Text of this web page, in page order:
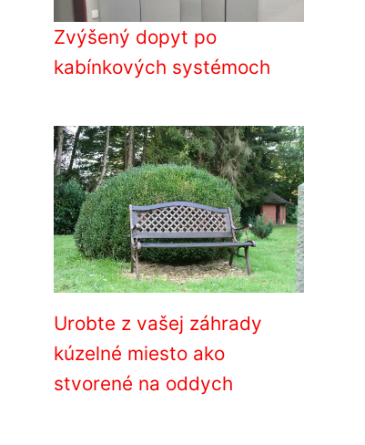
Zvýšený dopyt po
kabínkových systémoch
Urobte z vašej záhrady
kúzelné miesto ako
stvorené na oddych